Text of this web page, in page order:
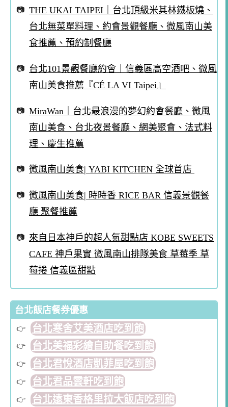
THE UKAI TAIPEI｜台北頂級米其林鐵板燒、
台北無菜單料理、約會景觀餐廳、微風南山美
食推薦、預約制餐廳
台北101景觀餐廳約會｜信義區高空酒吧、微風
南山美食推薦『CÉ LA VI Taipei』
MiraWan｜台北最浪漫的夢幻約會餐廳、微風
南山美食、台北夜景餐廳、網美聚會、法式料
理、慶生推薦
微風南山美食| YABI KITCHEN 全球首店
微風南山美食| 時時香 RICE BAR 信義景觀餐
廳 聚餐推薦
來自日本神戶的超人氣甜點店 KOBE SWEETS
CAFE 神戶果實 微風南山排隊美食 草莓季 草
莓捲 信義區甜點
台北飯店餐券優惠
台北寒舍艾美酒店吃到飽
台北美福彩繪自助餐吃到飽
台北君悅酒店凱菲屋吃到飽
台北君品雲軒吃到飽
台北遠東香格里拉大飯店吃到飽